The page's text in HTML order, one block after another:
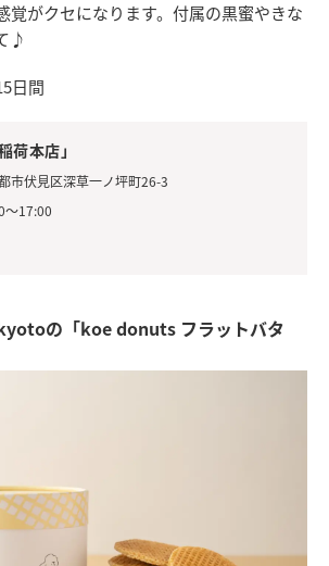
覚がクセになります。付属の黒蜜やきな
♪
日間
荷本店」
市伏見区深草一ノ坪町26-3
〜17:00
の「koe donuts フラットバタ